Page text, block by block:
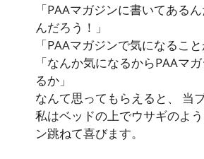
「PAAマガジンに書いてある
んだろう！」
「PAAマガジンで気になること
「なんか気になるからPAAマ
るか」
なんて思ってもらえると、 当
私はベッドの上でウサギのよ
ン跳ねて喜びます。